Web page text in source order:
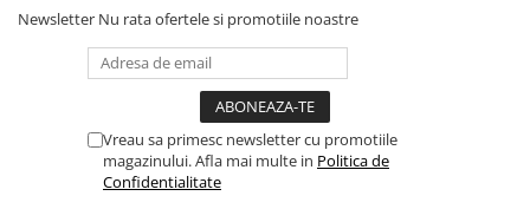
Carcasa Cheie Peugeot
Carcasa Cheie Renault
Carcasa Cheie Skoda
Carcasa Cheie Volkswagen
Cotiere Auto
Newsletter Nu rata ofertele si promotiile noastre
Vreau sa primesc newsletter cu promotiile
magazinului. Afla mai multe in Politica de
Confidentialitate